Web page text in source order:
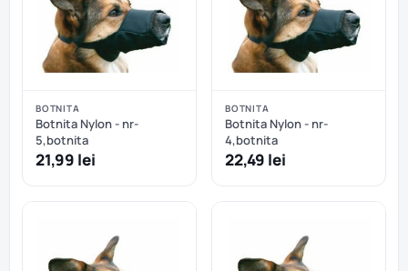
BOTNITA
Botnita Nylon - nr-
5,botnita
21,99 lei
BOTNITA
Botnita Nylon - nr-
4,botnita
22,49 lei